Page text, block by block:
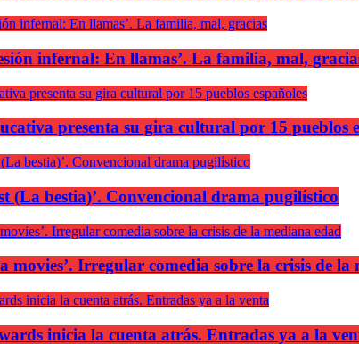
infernal: En llamas’. La familia, mal,
presenta su gira cultural por 15 pueblos
(La bestia)’. Convencional drama pugilístico
movies’. Irregular comedia sobre la crisis de la
inicia la cuenta atrás. Entradas ya a la